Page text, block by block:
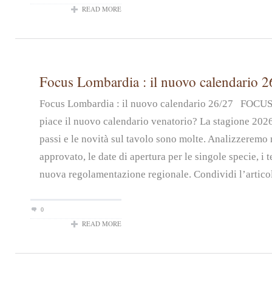
READ MORE
Focus Lombardia : il nuovo calendario
Focus Lombardia : il nuovo calendario 26/27
piace il nuovo calendario venatorio? La stagione
passi e le novità sul tavolo sono molte.
approvato, le date di apertura per le singole specie, i
nuova regolamentazione regionale. Condividi
0
READ MORE